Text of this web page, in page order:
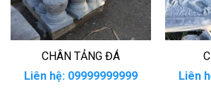
CHÂN TẢNG ĐÁ
Liên hệ: 09999999999
Liên